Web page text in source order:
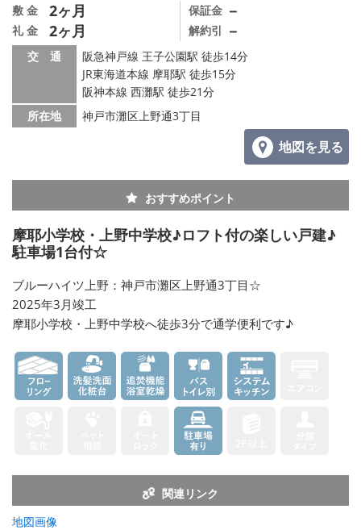
敷 金 2ヶ月
礼 金 2ヶ月
保証金 －
解約引 －
交 通
阪急神戸線 王子公園駅 徒歩14分
JR東海道本線 摩耶駅 徒歩15分
阪神本線 西灘駅 徒歩21分
所在地
神戸市灘区上野通3丁目
地図を見る
おすすめポイント
摩耶小学校・上野中学校♪ロフト付の楽しい戸建♪
駐車場1台付☆
ブルーハイツ上野：神戸市灘区上野通3丁目☆
2025年3月竣工
摩耶小学校・上野中学校へ徒歩3分で通学便利です♪
関連リンク
地図画像